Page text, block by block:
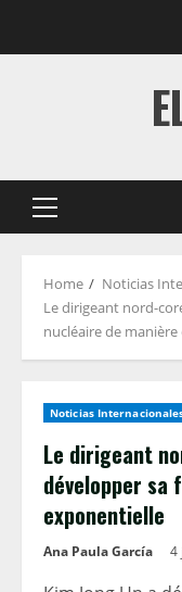
Primary
Home
Noticias
Le dirigeant nord-
nucléaire de
Noticias
Le dirigeant
développer sa
exponentielle
Ana Paula García 4